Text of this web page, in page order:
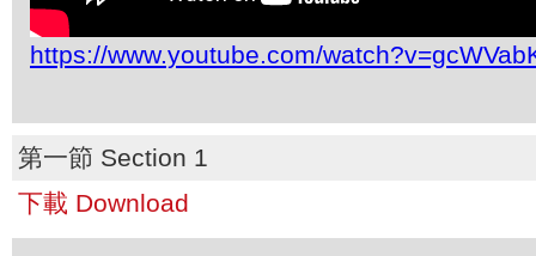
https://www.youtube.com/
第一節 Section 1
下載 Download